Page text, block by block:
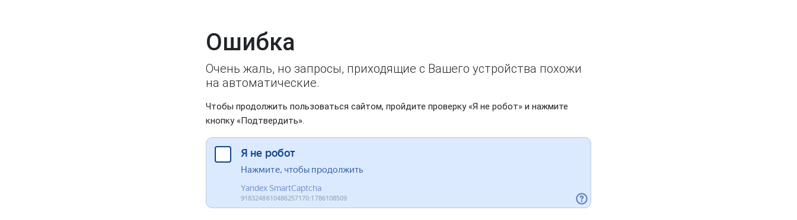
Ошибка
Очень жаль, но запросы, приходящие с Вашего устройства похожи
на автоматические.
Чтобы продолжить пользоваться сайтом, пройдите проверку «Я не робот» и нажмите
кнопку «Подтвердить».